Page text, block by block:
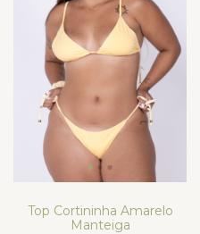
Top Cortininha Amarelo
Manteiga